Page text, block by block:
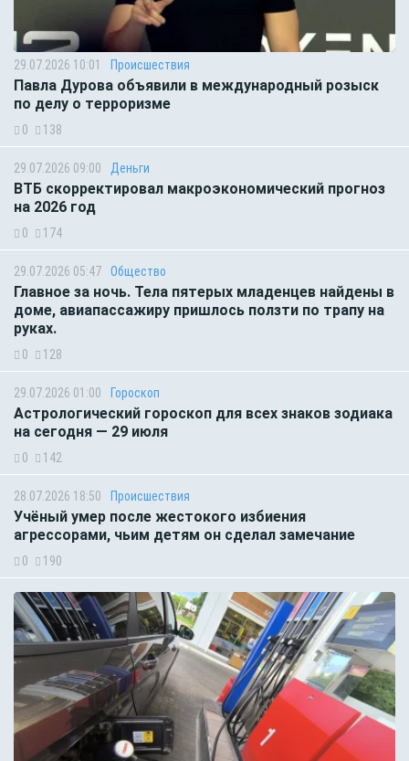
29.07.2026 10:01 Происшествия
Павла Дурова объявили в международный розыск
по делу о терроризме
0 138
29.07.2026 09:00 Деньги
ВТБ скорректировал макроэкономический прогноз
на 2026 год
0 174
29.07.2026 05:47 Общество
Главное за ночь. Тела пятерых младенцев найдены в
доме, авиапассажиру пришлось ползти по трапу на
руках.
0 128
29.07.2026 01:00 Гороскоп
Астрологический гороскоп для всех знаков зодиака
на сегодня — 29 июля
0 142
28.07.2026 18:50 Происшествия
Учёный умер после жестокого избиения
агрессорами, чьим детям он сделал замечание
0 190